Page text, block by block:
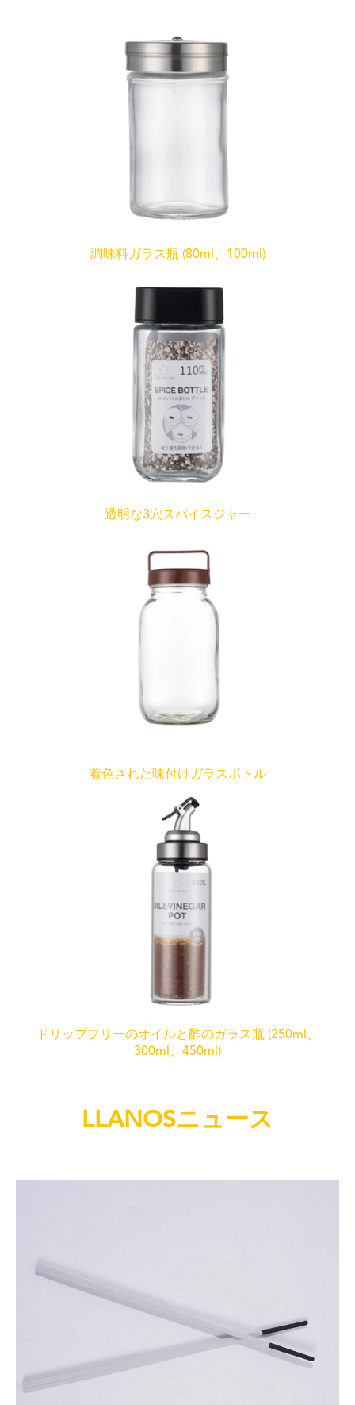
調味料ガラス瓶 (80ml、100ml)
透明な3穴スパイスジャー
着色された味付けガラスボトル
ドリップフリーのオイルと酢のガラス瓶 (250ml、
300ml、450ml)
LLANOSニュース